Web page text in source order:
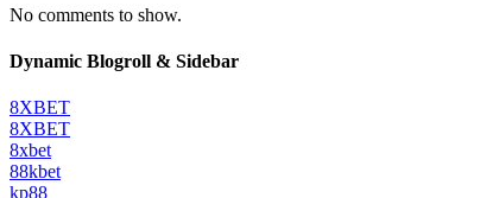
No comments to show.
Dynamic Blogroll & Sidebar
8XBET
8XBET
8xbet
88kbet
kp88